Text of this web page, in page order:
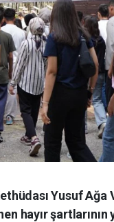
Yusuf Ağa
hayır